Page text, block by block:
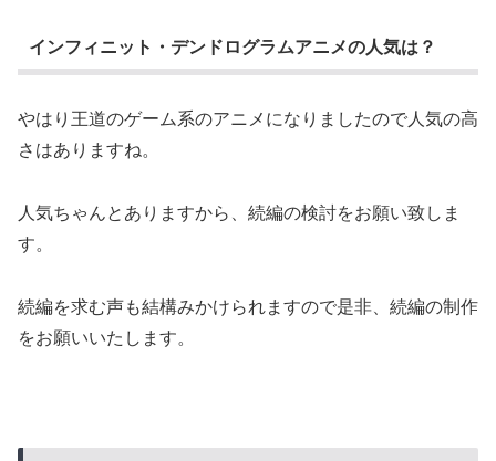
インフィニット・デンドログラムアニメの人気は？
やはり王道のゲーム系のアニメになりましたので人気の高
さはありますね。
人気ちゃんとありますから、続編の検討をお願い致しま
す。
続編を求む声も結構みかけられますので是非、続編の制作
をお願いいたします。